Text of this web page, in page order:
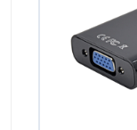
Ordenador HP
procesador
Generación),